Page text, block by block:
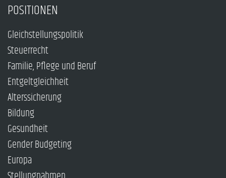
POSITIONEN
Gleichstellungspolitik
Steuerrecht
Familie, Pflege und Beruf
Entgeltgleichheit
Alterssicherung
Bildung
Gesundheit
Gender Budgeting
Europa